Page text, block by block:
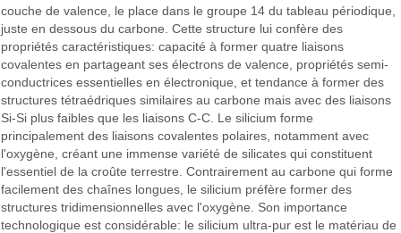
couche de valence, le place dans le groupe 14 du tableau périodique,
juste en dessous du carbone. Cette structure lui confère des
propriétés caractéristiques: capacité à former quatre liaisons
covalentes en partageant ses électrons de valence, propriétés semi-
conductrices essentielles en électronique, et tendance à former des
structures tétraédriques similaires au carbone mais avec des liaisons
Si-Si plus faibles que les liaisons C-C. Le silicium forme
principalement des liaisons covalentes polaires, notamment avec
l'oxygène, créant une immense variété de silicates qui constituent
l'essentiel de la croûte terrestre. Contrairement au carbone qui forme
facilement des chaînes longues, le silicium préfère former des
structures tridimensionnelles avec l'oxygène. Son importance
technologique est considérable: le silicium ultra-pur est le matériau de